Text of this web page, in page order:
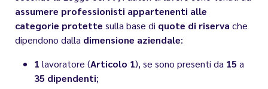
assumere professionisti appartenenti alle
categorie protette sulla base di quote di riserva che
dipendono dalla dimensione aziendale:
1 lavoratore (Articolo 1), se sono presenti da 15 a
35 dipendenti;